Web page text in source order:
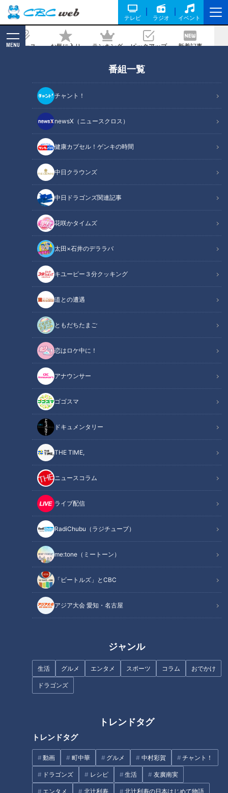
テレビ ラジオ イベント
ニュース お気に入り ランキング ピックアップ 新着記事
MENU
番組一覧
チャント！
newsX（ニュースクロス）
健康カプセル！ゲンキの時間
中日クラウンズ
中日ドラゴンズ関連記事
花咲かタイムズ
太田×石井のデララバ
キユーピー３分クッキング
道との遭遇
ともだちたまご
恋はロケ中に！
アナウンサー
ゴゴスマ
ドキュメンタリー
THE TIME,
ニュースコラム
ライブ配信
RadiChubu（ラジチューブ）
me:tone（ミートーン）
「ビートルズ」とCBC
アジア大会 愛知・名古屋
ジャンル
生活 グルメ エンタメ スポーツ コラム おでかけ
ドラゴンズ
トレンドタグ
トレンドタグ
動画 町中華 グルメ 中村彩賀 チャント！
ドラゴンズ レシピ 生活 友廣南実
エンタメ 北辻利寿 北辻利寿の日本はじめて物語
ツの秋」に知っておきたい健康の知識
記事に戻る
この記事の画像（全6枚）
記事に戻る
この記事を見たあなたへのおすすめ
朝の中継でお馴染み！CBC若狭
アナが世界一「高い」飲み物を
リポート！
開かない」。こんなとき知って
いたら便利な小技。
わいに迫る！
のとろっ玉みそかつや、地元野
菜が食べ放題の大満足BBQ！岐
阜県美濃加茂市でなりゆきグル
ウイスキーがお好きですか？～
サッカーW杯の夏に思う～
チ！気になり始めた皆様へ贈る
「続・ドラゴンズ入門！」
タグ